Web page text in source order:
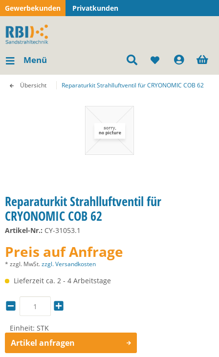
Gewerbekunden Privatkunden
Menü
Übersicht Reparaturkit Strahlluftventil für CRYONOMIC COB 62
Reparaturkit Strahlluftventil für
CRYONOMIC COB 62
Artikel-Nr.: CY-31053.1
Preis auf Anfrage
* zzgl. MwSt.zzgl. Versandkosten
Lieferzeit ca. 2 - 4 Arbeitstage
Einheit: STK
Artikel anfragen